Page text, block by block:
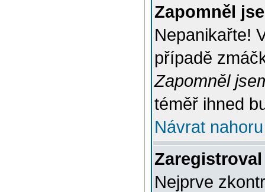
Zapomněl
Nepanikařte!
případě
Zapomněl
téměř ihned
Návrat nahoru
Nejprve